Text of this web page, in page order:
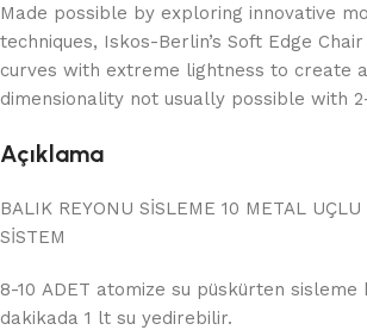
Made possible by exploring innovative
techniques, Iskos-Berlin’s Soft Edge
curves with extreme lightness to create
dimensionality not usually possible with
Açıklama
BALIK REYONU SİSLEME 10 METAL
SİSTEM
8-10 ADET atomize su püskürten sisleme
dakikada 1 lt su yedirebilir.